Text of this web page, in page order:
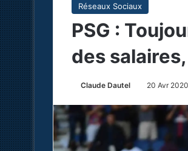
Réseaux Sociaux
PSG :
des
Claude Dautel 20 Avr